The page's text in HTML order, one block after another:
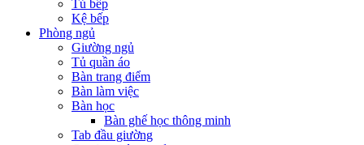
Tủ bếp
Kệ bếp
Phòng ngủ
Giường ngủ
Tủ quần áo
Bàn trang điểm
Bàn làm việc
Bàn học
Bàn ghế học thông minh
Tab đầu giường